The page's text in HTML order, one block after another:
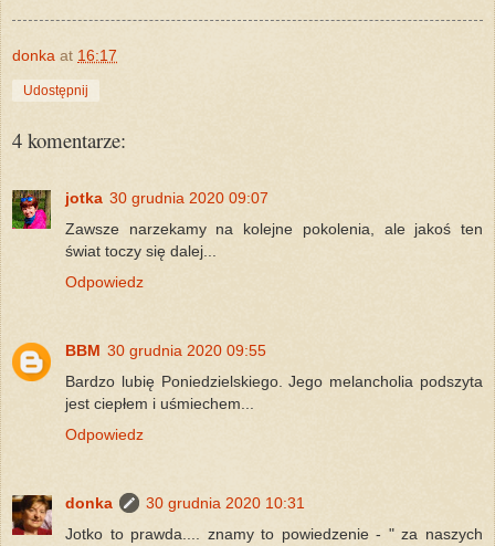
donka at 16:17
Udostępnij
4 komentarze:
jotka 30 grudnia 2020 09:07
Zawsze narzekamy na kolejne pokolenia, ale jakoś ten
świat toczy się dalej...
Odpowiedz
BBM 30 grudnia 2020 09:55
Bardzo lubię Poniedzielskiego. Jego melancholia podszyta
jest ciepłem i uśmiechem...
Odpowiedz
donka
30 grudnia 2020 10:31
Jotko to prawda.... znamy to powiedzenie - " za naszych